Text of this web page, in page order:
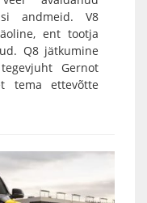
andmeid. V8
ent tootja
Q8 jätkumine
Gernot
tema ettevõtte